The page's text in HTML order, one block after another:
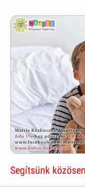
Segítsünk